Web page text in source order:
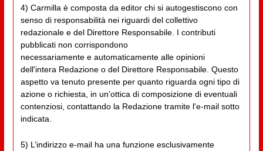
4) Carmilla è composta da editor chi si autogestiscono con
senso di responsabilità nei riguardi del collettivo
redazionale e del Direttore Responsabile. I contributi
pubblicati non corrispondono
necessariamente e automaticamente alle opinioni
dell'intera Redazione o del Direttore Responsabile. Questo
aspetto va tenuto presente per quanto riguarda ogni tipo di
azione o richiesta, in un'ottica di composizione di eventuali
contenziosi, contattando la Redazione tramite l'e-mail sotto
indicata.
5) L’indirizzo e-mail ha una funzione esclusivamente